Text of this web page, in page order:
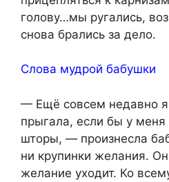
голову…мы ругались,
снова брались за дело.
Слова мудрой бабушки
— Ещё совсем недавно я
прыгала, если бы у меня
шторы, — произнесла
ни крупинки желания.
желание уходит. Ко